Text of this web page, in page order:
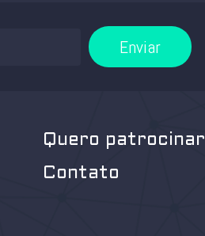
Enviar
Quero patrocinar
Contato